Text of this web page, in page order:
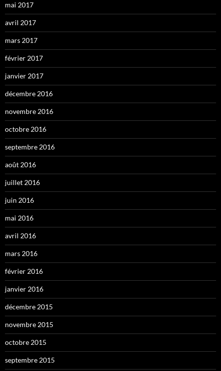
mai 2017
avril 2017
mars 2017
février 2017
janvier 2017
décembre 2016
novembre 2016
octobre 2016
septembre 2016
août 2016
juillet 2016
juin 2016
mai 2016
avril 2016
mars 2016
février 2016
janvier 2016
décembre 2015
novembre 2015
octobre 2015
septembre 2015